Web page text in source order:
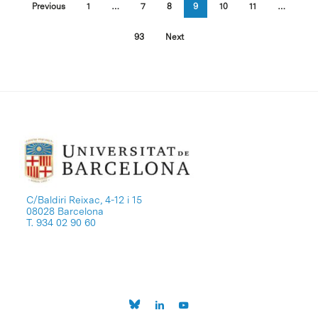
Previous 1 … 7 8 9 10 11 …
93 Next
C/Baldiri Reixac, 4-12 i 15
08028 Barcelona
T. 934 02 90 60